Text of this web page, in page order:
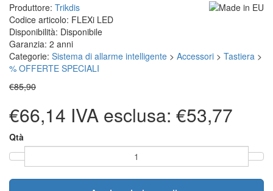
Produttore: Trikdis
Codice articolo: FLEXi LED
Disponibilità: Disponibile
Garanzia: 2 anni
Categorie: Sistema di allarme intelligente > Accessori > Tastiera >
% OFFERTE SPECIALI
€85,90
€66,14 IVA esclusa: €53,77
Qtà